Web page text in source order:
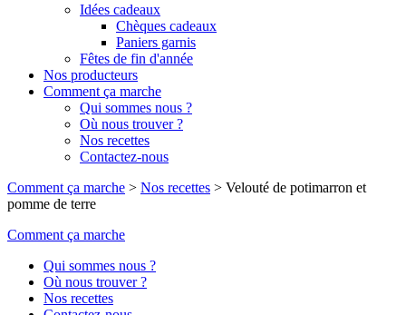
Idées cadeaux
Chèques cadeaux
Paniers garnis
Fêtes de fin d'année
Nos producteurs
Comment ça marche
Qui sommes nous ?
Où nous trouver ?
Nos recettes
Contactez-nous
Comment ça marche > Nos recettes > Velouté de potimarron et
pomme de terre
Comment ça marche
Qui sommes nous ?
Où nous trouver ?
Nos recettes